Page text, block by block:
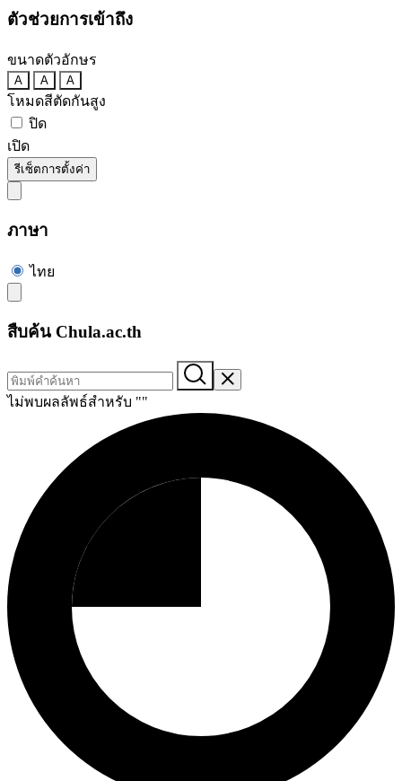
ตัวช่วยการเข้าถึง
ขนาดตัวอักษร
A A A
โหมดสีตัดกันสูง
ปิด
เปิด
รีเซ็ตการตั้งค่า
ภาษา
ไทย
สืบค้น Chula.ac.th
ไม่พบผลลัพธ์สำหรับ ""